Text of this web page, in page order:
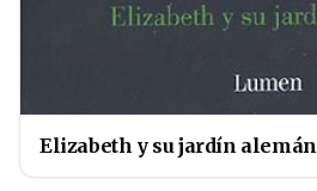
Elizabeth y su jardín alemán